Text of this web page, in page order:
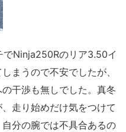
Ninja250Rのリア3.50イ
まうので不安でしたが、
干渉も無しでした。真冬
走り始めだけ気をつけて
分の腕では不具合あるの